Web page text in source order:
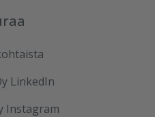
LinkedIn
Instagram